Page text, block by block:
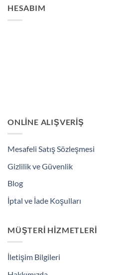
HESABIM
ONLINE ALIŞVERIŞ
Mesafeli Satış Sözleşmesi
Gizlilik ve Güvenlik
Blog
İptal ve İade Koşulları
MÜŞTERI HIZMETLERI
İletişim Bilgileri